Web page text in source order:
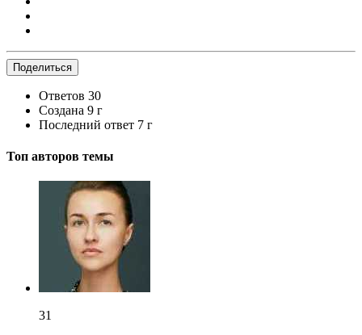
Поделиться
Ответов 30
Создана 9 г
Последний ответ 7 г
Топ авторов темы
31